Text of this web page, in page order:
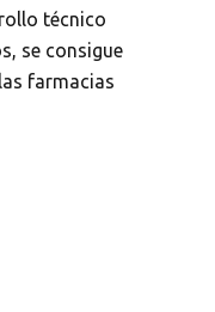
técnico
se consigue
farmacias